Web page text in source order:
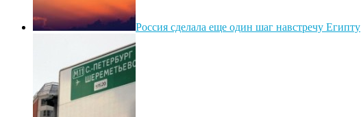
Россия сделала еще один шаг навстречу Египту